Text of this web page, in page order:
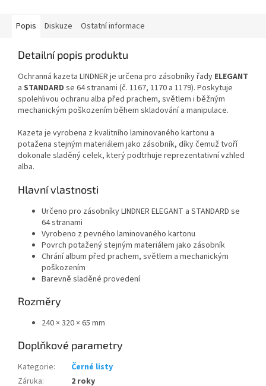
Popis Diskuze Ostatní informace
Detailní popis produktu
Ochranná kazeta LINDNER je určena pro zásobníky řady ELEGANT
a STANDARD se 64 stranami (č. 1167, 1170 a 1179). Poskytuje
spolehlivou ochranu alba před prachem, světlem i běžným
mechanickým poškozením během skladování a manipulace.
Kazeta je vyrobena z kvalitního laminovaného kartonu a
potažena stejným materiálem jako zásobník, díky čemuž tvoří
dokonale sladěný celek, který podtrhuje reprezentativní vzhled
alba.
Hlavní vlastnosti
Určeno pro zásobníky LINDNER ELEGANT a STANDARD se
64 stranami
Vyrobeno z pevného laminovaného kartonu
Povrch potažený stejným materiálem jako zásobník
Chrání album před prachem, světlem a mechanickým
poškozením
Barevně sladěné provedení
Rozměry
240 × 320 × 65 mm
Doplňkové parametry
Kategorie:
Černé listy
Záruka: 2 roky